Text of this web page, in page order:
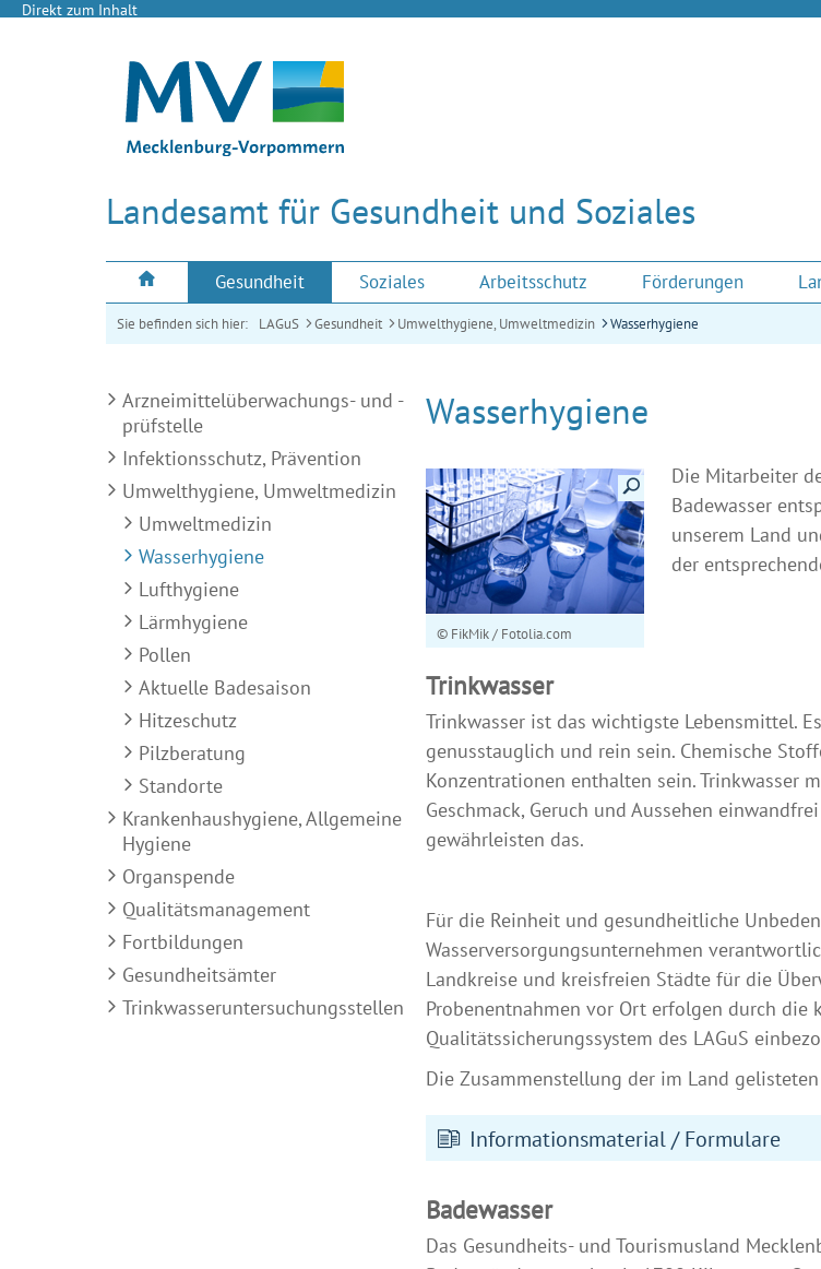
Direkt zum Inhalt
Landesamt für Gesundheit und Soziales
Gesundheit Soziales Arbeitsschutz Förderungen
Sie befinden sich hier: LAGuS Gesundheit Umwelthygiene, Umweltmedizin Wasserhygiene
Arzneimittelüberwachungs- und -
prüfstelle
Infektionsschutz, Prävention
Umwelthygiene, Umweltmedizin
Umweltmedizin
Wasserhygiene
Lufthygiene
Lärmhygiene
Pollen
Aktuelle Badesaison
Hitzeschutz
Pilzberatung
Standorte
Krankenhaushygiene, Allgemeine
Hygiene
Organspende
Qualitätsmanagement
Fortbildungen
Gesundheitsämter
Trinkwasseruntersuchungsstellen
Wasserhygiene
Details anzeigen
© FikMik / Fotolia.com
Die Mitarbeiter
Badewasser
unserem Land
der
Trinkwasser
Trinkwasser ist das wichtigste Lebensmittel.
genusstauglich und rein sein. Chemische
Konzentrationen enthalten sein. Trinkwasser
Geschmack, Geruch und Aussehen
gewährleisten das.
Für die Reinheit und gesundheitliche
Wasserversorgungsunternehmen
Landkreise und kreisfreien Städte für die
Probenentnahmen vor Ort erfolgen durch die
Qualitätssicherungssystem des LAGuS
Die Zusammenstellung der im Land
Informationsmaterial / Formulare
Badewasser
Das Gesundheits- und Tourismusland